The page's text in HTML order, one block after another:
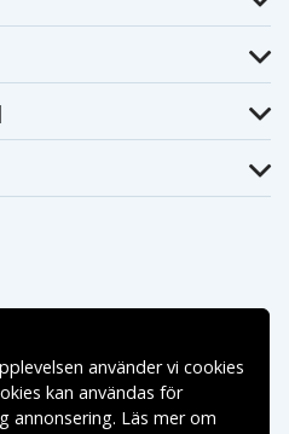
använder vi cookies
kan användas för
annonsering. Läs mer om